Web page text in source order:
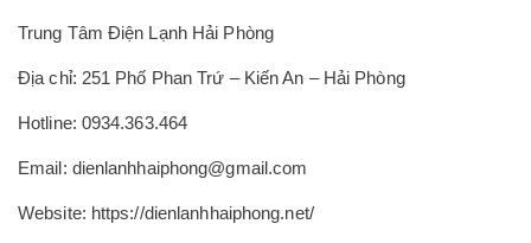
Trung Tâm Điện Lạnh Hải Phòng
Địa chỉ: 251 Phố Phan Trứ – Kiến An – Hải Phòng
Hotline: 0934.363.464
Email: dienlanhhaiphong@gmail.com
Website: https://dienlanhhaiphong.net/